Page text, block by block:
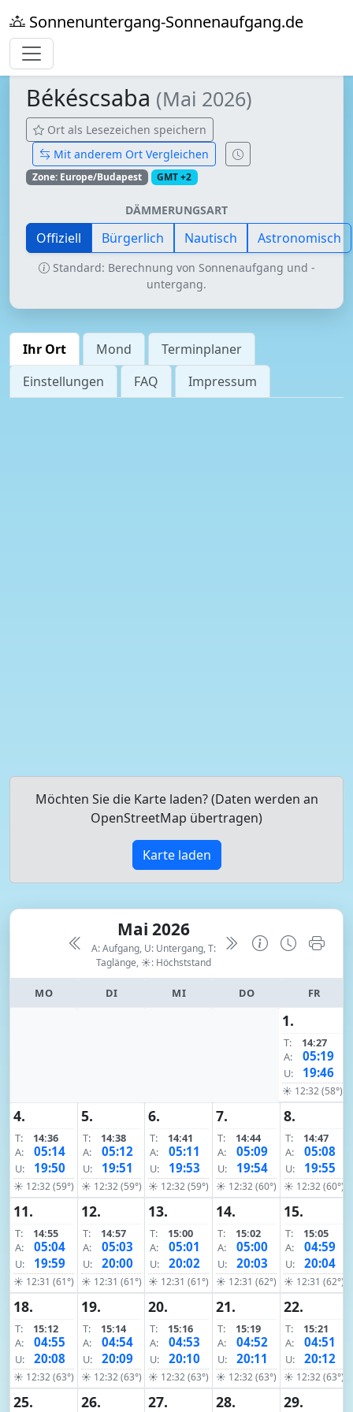
Sonnenuntergang-Sonnenaufgang.de
Békéscsaba (Mai 2026)
Ort als Lesezeichen speichern
Mit anderem Ort Vergleichen
Zone: Europe/Budapest GMT +2
DÄMMERUNGSART
Offiziell Bürgerlich Nautisch Astronomisch
Standard: Berechnung von Sonnenaufgang und -
untergang.
Ihr Ort Mond
Terminplaner
Einstellungen
FAQ Impressum
Möchten Sie die Karte laden? (Daten werden an
OpenStreetMap übertragen)
Karte laden
Mai 2026
A: Aufgang, U: Untergang, T:
Taglänge, ☀: Höchststand
MO DI MI DO FR
1.
T:
14:27
A:
05:19
U: 19:46
☀ 12:32 (58°)
4.
T:
14:36
A:
05:14
U: 19:50
☀ 12:32 (59°)
5.
T:
14:38
A:
05:12
U: 19:51
☀ 12:32 (59°)
6.
T:
14:41
A:
05:11
U: 19:53
☀ 12:32 (59°)
7.
T:
14:44
A:
05:09
U: 19:54
☀ 12:32 (60°)
8.
T:
14:47
A:
05:08
U: 19:55
☀ 12:32 (60°)
11.
T:
14:55
A:
05:04
U: 19:59
☀ 12:31 (61°)
12.
T:
14:57
A:
05:03
U: 20:00
☀ 12:31 (61°)
13.
T:
15:00
A:
05:01
U: 20:02
☀ 12:31 (61°)
14.
T:
15:02
A:
05:00
U: 20:03
☀ 12:31 (62°)
15.
T:
15:05
A:
04:59
U: 20:04
☀ 12:31 (62°)
18.
T:
15:12
A:
04:55
U: 20:08
☀ 12:32 (63°)
19.
T:
15:14
A:
04:54
U: 20:09
☀ 12:32 (63°)
20.
T:
15:16
A:
04:53
U: 20:10
☀ 12:32 (63°)
21.
T:
15:19
A:
04:52
U: 20:11
☀ 12:32 (63°)
22.
T:
15:21
A:
04:51
U: 20:12
☀ 12:32 (63°)
25. 26. 27. 28. 29.